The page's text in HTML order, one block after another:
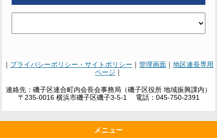
｜ プライバシーポリシー・サイトポリシー ｜ 管理画面 ｜ 地区連長専用
ページ ｜
連絡先：磯子区連合町内会長会事務局（磯子区役所 地域振興課内）
〒235-0016 横浜市磯子区磯子3-5-1 電話：045-750-2391
メニュー